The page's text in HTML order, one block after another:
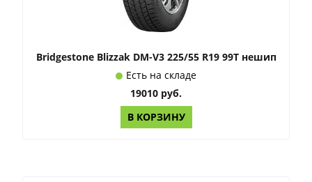
Bridgestone Blizzak DM-V3 225/55 R19 99T нешип
Есть на складе
19010 руб.
В КОРЗИНУ